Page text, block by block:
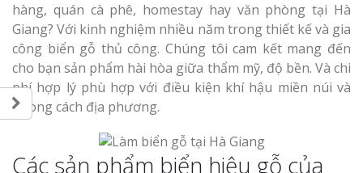
hàng, quán cà phê, homestay hay văn phòng tại Hà
Giang? Với kinh nghiệm nhiều năm trong thiết kế và gia
công biển gỗ thủ công. Chúng tôi cam kết mang đến
cho bạn sản phẩm hài hòa giữa thẩm mỹ, độ bền. Và chi
phí hợp lý phù hợp với điều kiện khí hậu miền núi và
phong cách địa phương.
Các sản phẩm biển hiệu gỗ của